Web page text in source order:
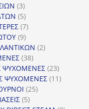
33
προϊόντα
55
προϊόντα
77
99
προϊόντα
22
3838
προϊόντα
ΨΥΧΟΜΕΝΕΣ 2323
προϊόντα
ΨΥΧΟΜΕΝΕΣ 1111
2525
55